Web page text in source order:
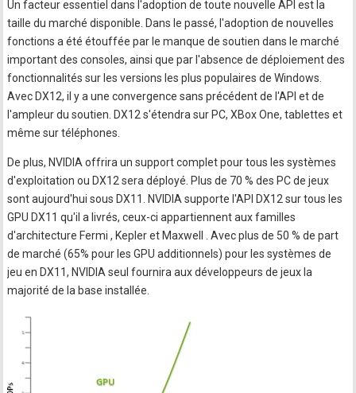
Un facteur essentiel dans l'adoption de toute nouvelle API est la
taille du marché disponible. Dans le passé, l'adoption de nouvelles
fonctions a été étouffée par le manque de soutien dans le marché
important des consoles, ainsi que par l'absence de déploiement des
fonctionnalités sur les versions les plus populaires de Windows.
Avec DX12, il y a une convergence sans précédent de l'API et de
l'ampleur du soutien. DX12 s'étendra sur PC, XBox One, tablettes et
même sur téléphones.
De plus, NVIDIA offrira un support complet pour tous les systèmes
d'exploitation ou DX12 sera déployé. Plus de 70 % des PC de jeux
sont aujourd'hui sous DX11. NVIDIA supporte l'API DX12 sur tous les
GPU DX11 qu'il a livrés, ceux-ci appartiennent aux familles
d'architecture Fermi , Kepler et Maxwell . Avec plus de 50 % de part
de marché (65% pour les GPU additionnels) pour les systèmes de
jeu en DX11, NVIDIA seul fournira aux développeurs de jeux la
majorité de la base installée.